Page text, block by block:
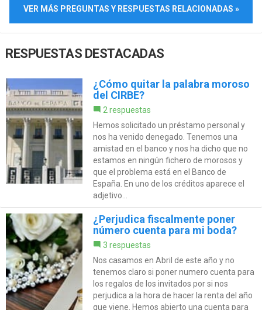
VER MÁS PREGUNTAS Y RESPUESTAS RELACIONADAS »
RESPUESTAS DESTACADAS
¿Cómo quitar la palabra moroso
del CIRBE?
2 respuestas
Hemos solicitado un préstamo personal y
nos ha venido denegado. Tenemos una
amistad en el banco y nos ha dicho que no
estamos en ningún fichero de morosos y
que el problema está en el Banco de
España. En uno de los créditos aparece el
adjetivo...
¿Perjudica fiscalmente poner
número cuenta para mi boda?
3 respuestas
Nos casamos en Abril de este año y no
tenemos claro si poner numero cuenta para
los regalos de los invitados por si nos
perjudica a la hora de hacer la renta del año
que viene. Hemos abierto una cuenta para